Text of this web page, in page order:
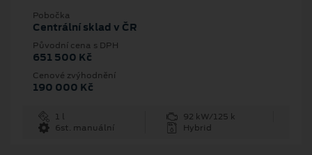
Pobočka
Centrální sklad v ČR
Původní cena s DPH
651 500 Kč
Cenové zvýhodnění
190 000 Kč
1 l
92 kW/125 k
6st. manuální
Hybrid